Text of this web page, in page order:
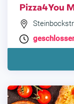
Pizza4You